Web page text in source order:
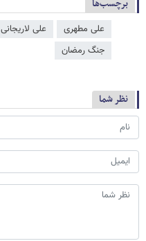
برچسب‌ها
علی مطهری علی لاریجانی
جنگ رمضان
نظر شما